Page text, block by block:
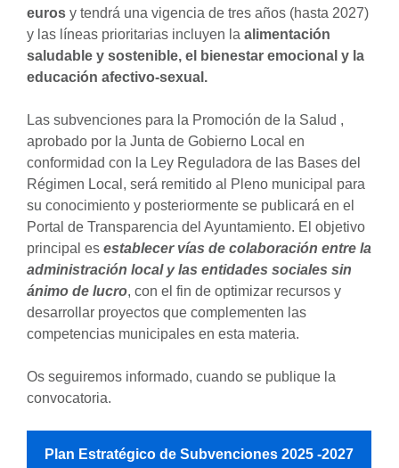
euros y tendrá una vigencia de tres años (hasta 2027)
y las líneas prioritarias incluyen la alimentación
saludable y sostenible, el bienestar emocional y la
educación afectivo-sexual.
Las subvenciones para la Promoción de la Salud ,
aprobado por la Junta de Gobierno Local en
conformidad con la Ley Reguladora de las Bases del
Régimen Local, será remitido al Pleno municipal para
su conocimiento y posteriormente se publicará en el
Portal de Transparencia del Ayuntamiento. El objetivo
principal es establecer vías de colaboración entre la
administración local y las entidades sociales sin
ánimo de lucro, con el fin de optimizar recursos y
desarrollar proyectos que complementen las
competencias municipales en esta materia.
Os seguiremos informado, cuando se publique la
convocatoria.
Plan Estratégico de Subvenciones 2025 -2027